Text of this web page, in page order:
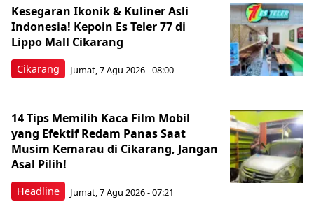
Cikarang
Kesegaran Ikonik & Kuliner Asli
Indonesia! Kepoin Es Teler 77 di
Lippo Mall Cikarang
Jumat, 7 Agu 2026 - 08:00
Headline
14 Tips Memilih Kaca Film Mobil
yang Efektif Redam Panas Saat
Musim Kemarau di Cikarang, Jangan
Asal Pilih!
Jumat, 7 Agu 2026 - 07:21